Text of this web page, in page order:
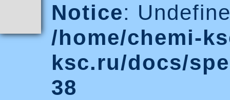
Notice:
/home/chemi-
ksc.ru/docs/
38